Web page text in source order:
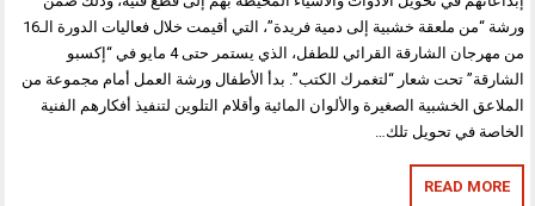
ورشة “من ملعقة خشبية إلى دمية فريدة”، التي أقيمت خلال فعاليات الدورة الـ16
من مهرجان الشارقة القرائي للطفل، الذي يستمر حتى 4 مايو في “إكسبو
الشارقة” تحت شعار “لتغمرك الكتب”. بدأ الأطفال ورشة العمل أمام مجموعة من
الملاعق الخشبية الصغيرة والألوان المائية وأقلام التلوين لتنفيذ أفكارهم الفنية
الخاصة في تحويل تلك…
READ MORE